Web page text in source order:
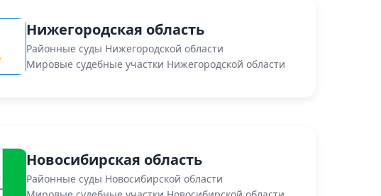
Нижегородская область
Районные суды Нижегородской области
Мировые судебные участки Нижегородской области
Новосибирская область
Районные суды Новосибирской области